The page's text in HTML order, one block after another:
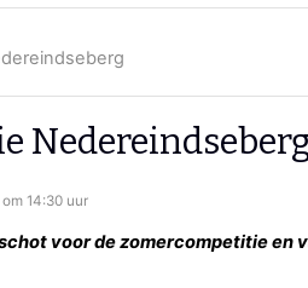
WK
14:30 uur
voor de zomercompetitie en